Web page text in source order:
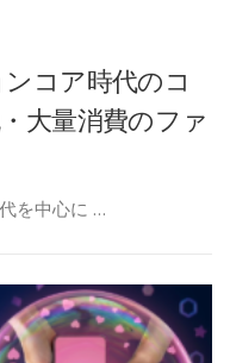
コア時代のコ
大量消費のファ
を中心に …